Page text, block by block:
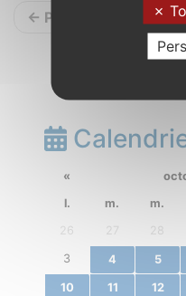
← Précédents
«
l.
m. m.
26
28
3 4 5
10 11 12